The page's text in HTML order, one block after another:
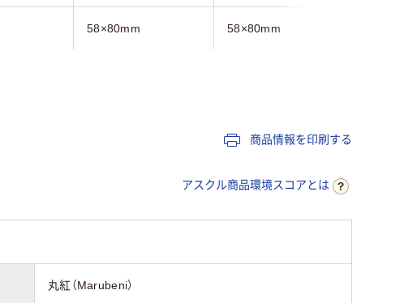
58×80mm 58×80mm
商品情報を印刷する
アスクル商品環境スコアとは
丸紅（Marubeni）